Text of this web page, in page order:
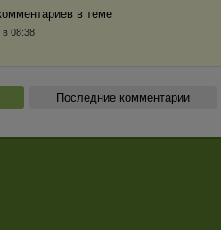
в темe
в 08:38
Последние комментарии